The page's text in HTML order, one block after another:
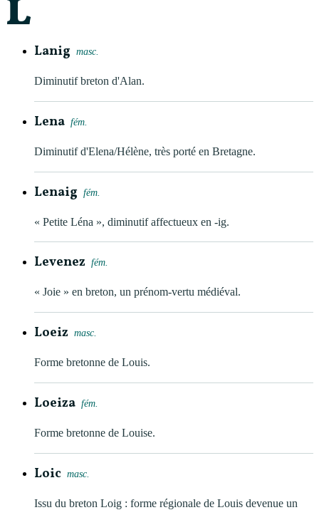
L
Lanig masc.
Diminutif breton d'Alan.
Lena fém.
Diminutif d'Elena/Hélène, très porté en Bretagne.
Lenaig fém.
« Petite Léna », diminutif affectueux en -ig.
Levenez fém.
« Joie » en breton, un prénom-vertu médiéval.
Loeiz masc.
Forme bretonne de Louis.
Loeiza fém.
Forme bretonne de Louise.
Loic masc.
Issu du breton Loig : forme régionale de Louis devenue un